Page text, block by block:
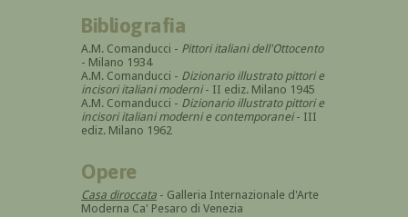
Bibliografia
A.M. Comanducci - Pittori italiani dell'Ottocento
- Milano 1934
A.M. Comanducci - Dizionario illustrato pittori e
incisori italiani moderni- II ediz. Milano 1945
A.M. Comanducci - Dizionario illustrato pittori e
incisori italiani moderni e contemporanei- III
ediz. Milano 1962
Opere
Casa diroccata - Galleria Internazionale d'Arte
Moderna Ca' Pesaro di Venezia